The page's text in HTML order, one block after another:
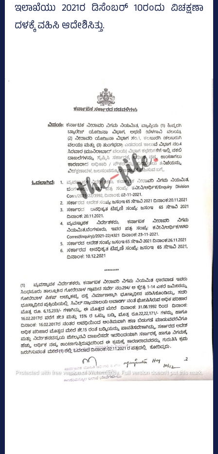
ಇಲಾಖೆಯು 2021ರ ಡಿಸೆಂಬರ್‌ 10ರಂದು ವಿಚಕ್ಷಣಾ
ದಳಕ್ಕೆ ವಹಿಸಿ ಆದೇಶಿಸಿತ್ತು.